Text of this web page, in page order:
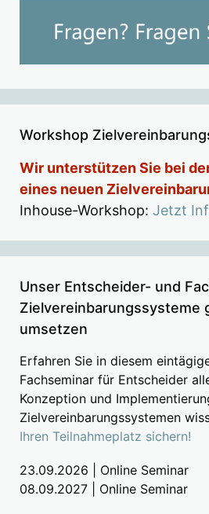
Workshop
Wir unterstützen Sie bei
eines neuen
Inhouse-Workshop: Jetzt
Unser Entscheider- und
Zielvereinbarungssysteme
umsetzen
Erfahren Sie in diesem
Fachseminar für Entscheider
Konzeption und
Zielvereinbarungssystemen
Ihren Teilnahmeplatz sichern!
23.09.2026 | Online Seminar
08.09.2027 | Online Seminar